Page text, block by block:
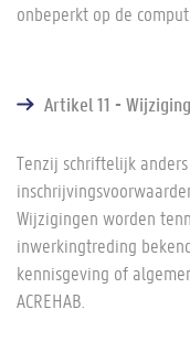
onbeperkt op de
Artikel 11 -
Tenzij schriftelijk
Wijzigingen worden
inwerkingtreding
kennisgeving of
ACREHAB.